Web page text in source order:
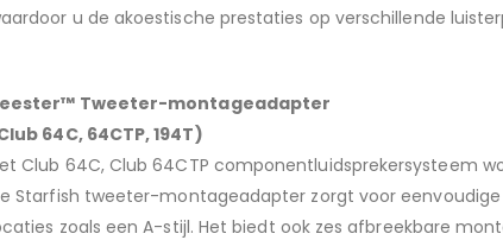
u de akoestische prestaties op verschillende
Tweeter-montageadapter
64C, 64CTP, 194T)
Club 64C, Club 64CTP componentluidsprekersysteem
Starfish tweeter-montageadapter zorgt voor
zoals een A-stijl. Het biedt ook zes afbreekbare